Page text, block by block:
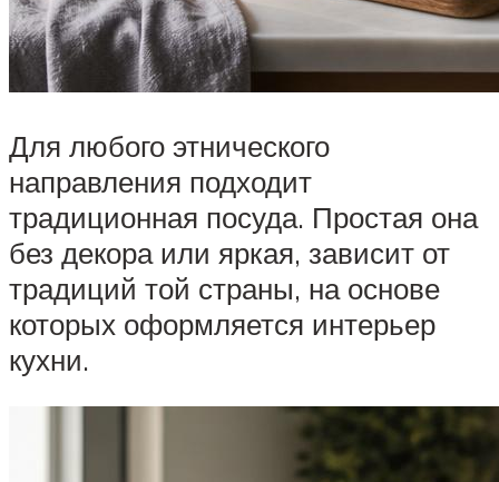
Для любого этнического
направления подходит
традиционная посуда. Простая она
без декора или яркая, зависит от
традиций той страны, на основе
которых оформляется интерьер
кухни.